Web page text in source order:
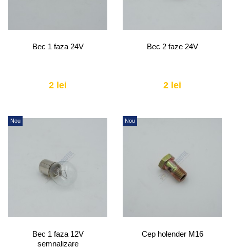
Bec 1 faza 24V
2 lei
Bec 2 faze 24V
2 lei
Nou
Bec 1 faza 12V
semnalizare
Nou
Cep holender M16